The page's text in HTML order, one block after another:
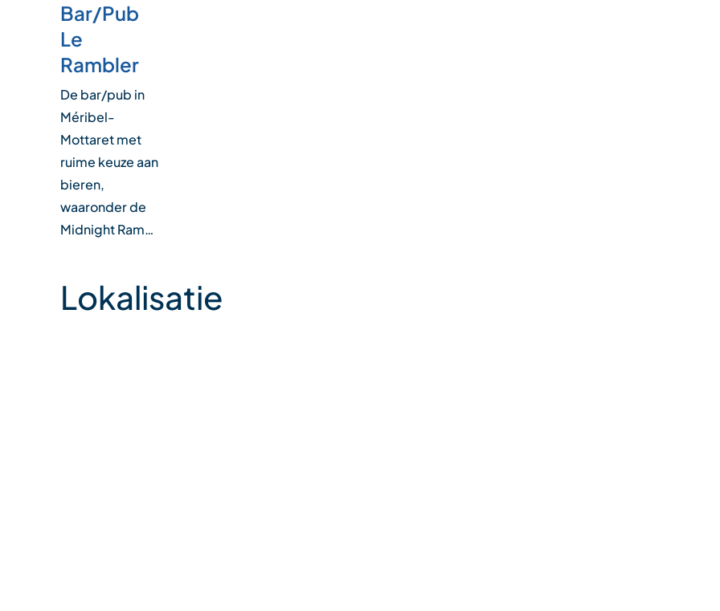
Bar/Pub
Le
Rambler
De bar/pub in
Méribel-
Mottaret met
ruime keuze aan
bieren,
waaronder de
Midnight Ram…
Lokalisatie